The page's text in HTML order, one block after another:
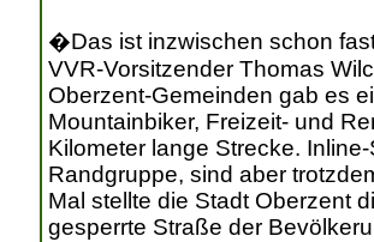
�Das ist inzwischen schon
VVR-Vorsitzender Thomas
Oberzent-Gemeinden gab es
Mountainbiker, Freizeit- und
Kilometer lange Strecke.
Randgruppe, sind aber
Mal stellte die Stadt Oberzent
gesperrte Straße der